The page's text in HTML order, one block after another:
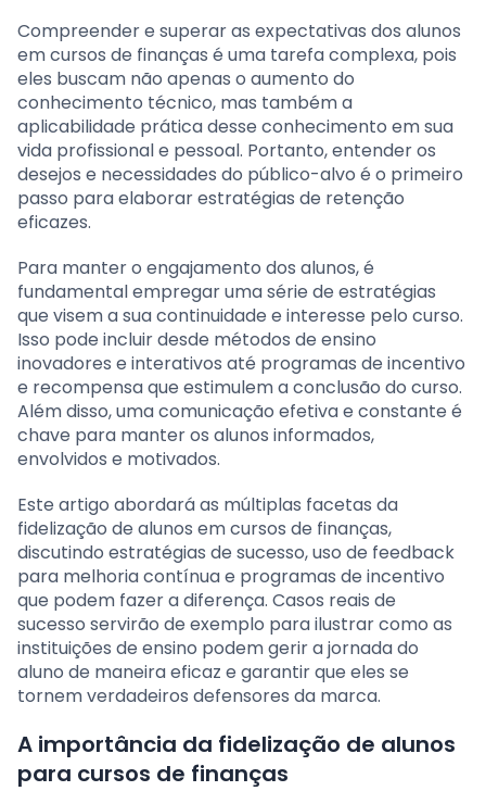
Compreender e superar as expectativas dos alunos
em cursos de finanças é uma tarefa complexa, pois
eles buscam não apenas o aumento do
conhecimento técnico, mas também a
aplicabilidade prática desse conhecimento em sua
vida profissional e pessoal. Portanto, entender os
desejos e necessidades do público-alvo é o primeiro
passo para elaborar estratégias de retenção
eficazes.
Para manter o engajamento dos alunos, é
fundamental empregar uma série de estratégias
que visem a sua continuidade e interesse pelo curso.
Isso pode incluir desde métodos de ensino
inovadores e interativos até programas de incentivo
e recompensa que estimulem a conclusão do curso.
Além disso, uma comunicação efetiva e constante é
chave para manter os alunos informados,
envolvidos e motivados.
Este artigo abordará as múltiplas facetas da
fidelização de alunos em cursos de finanças,
discutindo estratégias de sucesso, uso de feedback
para melhoria contínua e programas de incentivo
que podem fazer a diferença. Casos reais de
sucesso servirão de exemplo para ilustrar como as
instituições de ensino podem gerir a jornada do
aluno de maneira eficaz e garantir que eles se
tornem verdadeiros defensores da marca.
A importância da fidelização de alunos
para cursos de finanças